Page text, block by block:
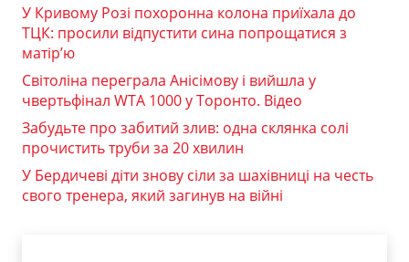
У Кривому Розі похоронна колона приїхала до
ТЦК: просили відпустити сина попрощатися з
матір’ю
Світоліна переграла Анісімову і вийшла у
чвертьфінал WTA 1000 у Торонто. Відео
Забудьте про забитий злив: одна склянка солі
прочистить труби за 20 хвилин
У Бердичеві діти знову сіли за шахівниці на честь
свого тренера, який загинув на війні